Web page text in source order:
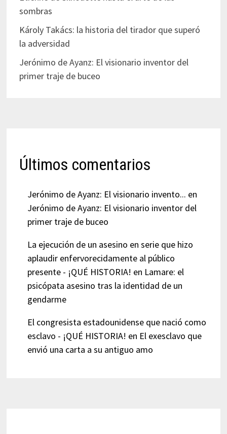
sombras
Károly Takács: la historia del tirador que superó
la adversidad
Jerónimo de Ayanz: El visionario inventor del
primer traje de buceo
Últimos comentarios
Jerónimo de Ayanz: El visionario invento... en
Jerónimo de Ayanz: El visionario inventor del
primer traje de buceo
La ejecución de un asesino en serie que hizo
aplaudir enfervorecidamente al público
presente - ¡QUÉ HISTORIA! en Lamare: el
psicópata asesino tras la identidad de un
gendarme
El congresista estadounidense que nació como
esclavo - ¡QUÉ HISTORIA! en El exesclavo que
envió una carta a su antiguo amo